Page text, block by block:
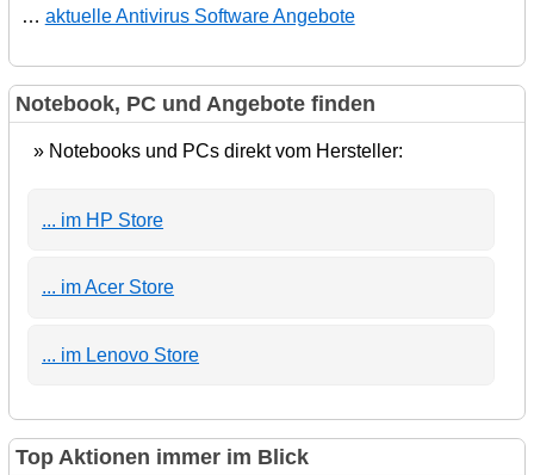
… aktuelle Antivirus Software Angebote
Notebook, PC und Angebote finden
» Notebooks und PCs direkt vom Hersteller:
... im HP Store
... im Acer Store
... im Lenovo Store
Top Aktionen immer im Blick